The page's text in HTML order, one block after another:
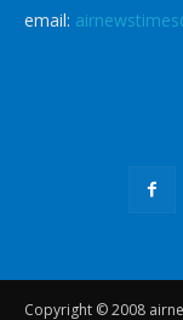
email:
Copyright © 2008